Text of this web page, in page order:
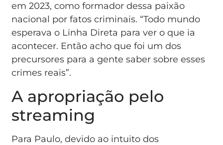
em 2023, como formador dessa paixão
nacional por fatos criminais. “Todo mundo
esperava o Linha Direta para ver o que ia
acontecer. Então acho que foi um dos
precursores para a gente saber sobre esses
crimes reais”.
A apropriação pelo
streaming
Para Paulo, devido ao intuito dos